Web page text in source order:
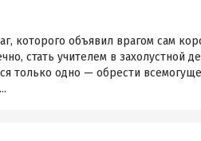
которого объявил врагом сам
стать учителем в захолустной
только одно — обрести